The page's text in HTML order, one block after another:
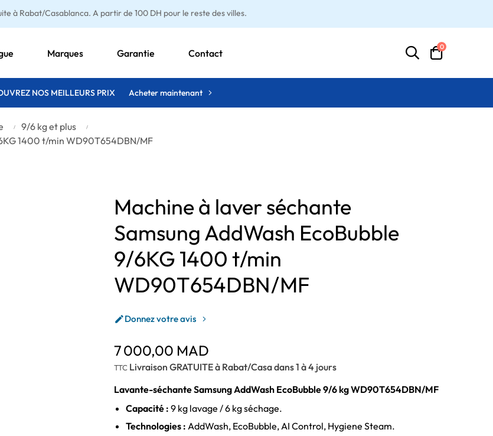
à Rabat/Casablanca. A partir de 100 DH pour le reste des villes.
Marques Garantie Contact
0
NOS MEILLEURS PRIX Acheter maintenant
9/6 kg et plus
1400 t/min WD90T654DBN/MF
Machine à laver séchante
Samsung AddWash EcoBubble
9/6KG 1400 t/min
WD90T654DBN/MF
Donnez votre avis
7 000,00 MAD
TTC Livraison GRATUITE à Rabat/Casa dans 1 à 4 jours
Lavante-séchante Samsung AddWash EcoBubble 9/6 kg WD90T654DBN/MF
Capacité : 9 kg lavage / 6 kg séchage.
Technologies : AddWash, EcoBubble, AI Control, Hygiene Steam.